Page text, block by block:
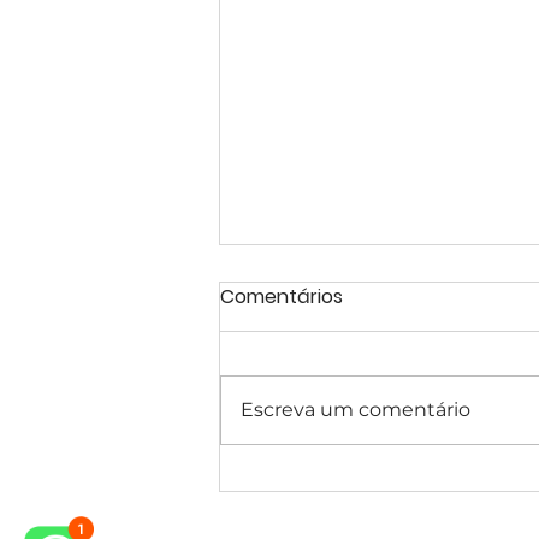
Projeto de Casa Estilo
Comentários
Escreva um comentário